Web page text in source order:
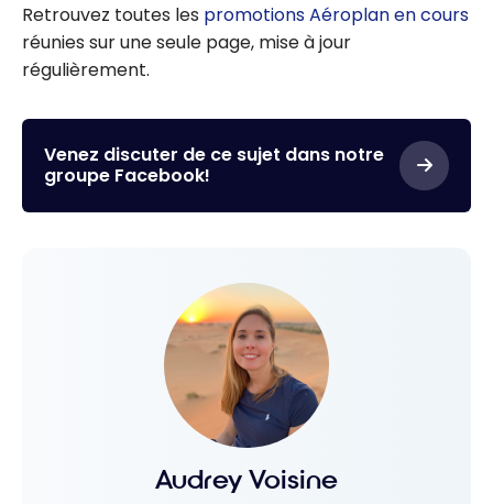
Retrouvez toutes les promotions Aéroplan en cours
réunies sur une seule page, mise à jour
régulièrement.
Venez discuter de ce sujet dans notre
groupe Facebook!
Audrey Voisine